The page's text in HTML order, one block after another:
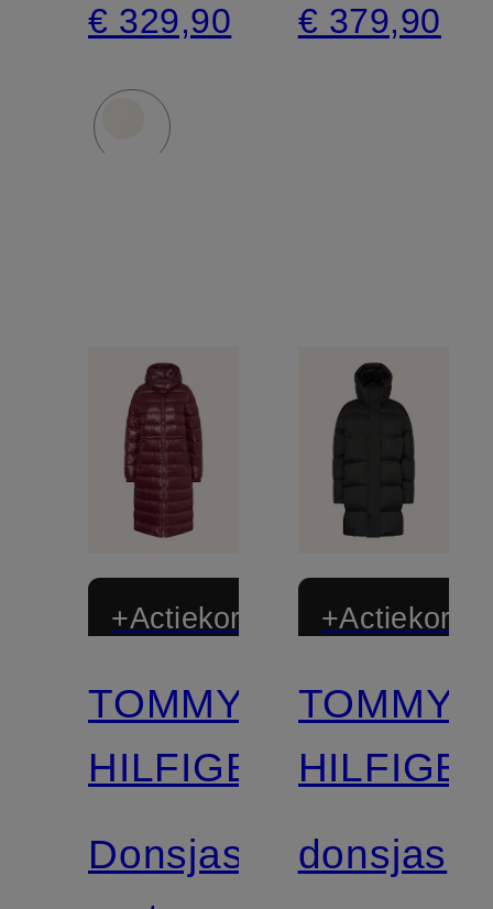
€ 329,90
€ 379,90
+Actiekorting
TOMMY
HILFIGER
Donsjas
TOMMY
donsjas